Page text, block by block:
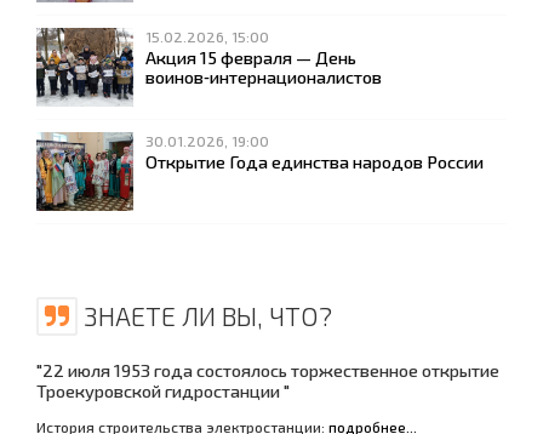
15.02.2026, 15:00
Акция 15 февраля — День
воинов‑интернационалистов
30.01.2026, 19:00
Открытие Года единства народов России
ЗНАЕТЕ ЛИ ВЫ, ЧТО?
"22 июля 1953 года состоялось торжественное открытие
Троекуровской гидростанции "
История строительства электростанции: подробнее...